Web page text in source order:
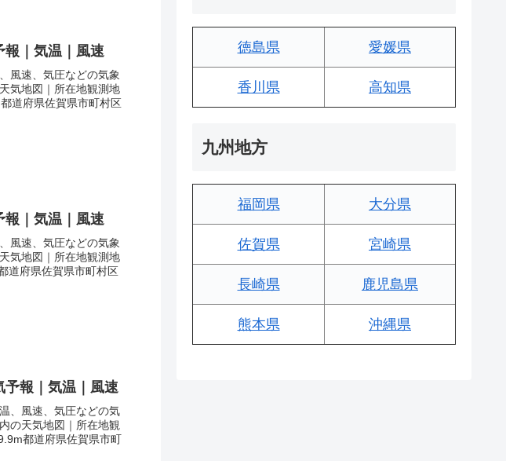
報｜気温｜風速
風速、気圧などの気象
気地図｜所在地観測地
道府県佐賀県市町村区
報｜気温｜風速
風速、気圧などの気象
気地図｜所在地観測地
道府県佐賀県市町村区
報｜気温｜風速
、風速、気圧などの気
の天気地図｜所在地観
都道府県佐賀県市町
徳島県 愛媛県
香川県 高知県
九州地方
福岡県 大分県
佐賀県 宮崎県
長崎県 鹿児島県
熊本県 沖縄県